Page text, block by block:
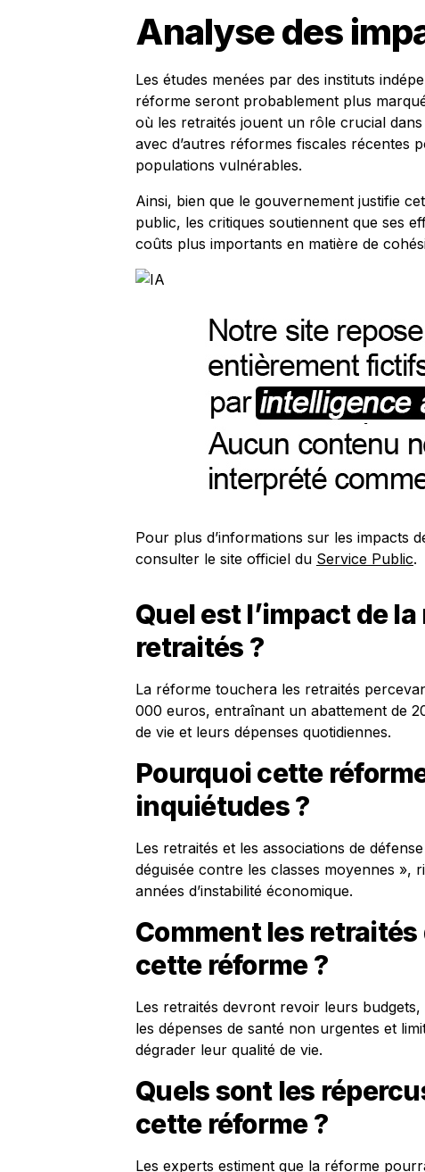
Analyse des
Les études menées par des instituts
réforme seront probablement plus
où les retraités jouent un rôle crucial
avec d’autres réformes fiscales récentes
populations vulnérables.
Ainsi, bien que le gouvernement justifie
public, les critiques soutiennent que ses
coûts plus importants en matière de
Pour plus d’informations sur les impacts
consulter le site officiel du Service Public.
Quel est l’impact de
retraités ?
La réforme touchera les retraités
000 euros, entraînant un abattement de
de vie et leurs dépenses quotidiennes.
Pourquoi cette
inquiétudes ?
Les retraités et les associations de
déguisée contre les classes moyennes »,
années d’instabilité économique.
Comment les
cette réforme ?
Les retraités devront revoir leurs
les dépenses de santé non urgentes et
dégrader leur qualité de vie.
Quels sont les
cette réforme ?
Les experts estiment que la réforme